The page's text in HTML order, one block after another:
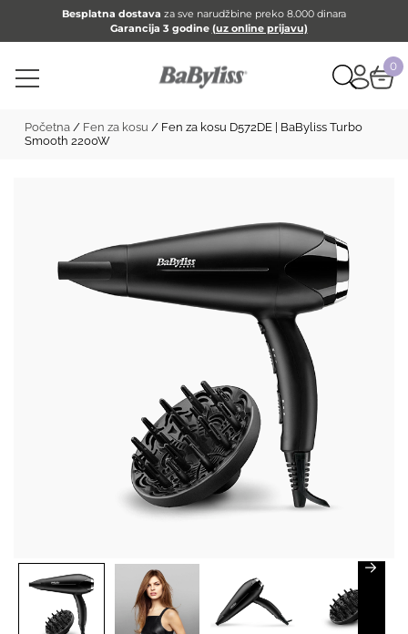
Besplatna dostava za sve narudžbine preko 8.000 dinara
Garancija 3 godine (uz online prijavu)
0
Početna / Fen za kosu / Fen za kosu D572DE | BaByliss Turbo
Smooth 2200W